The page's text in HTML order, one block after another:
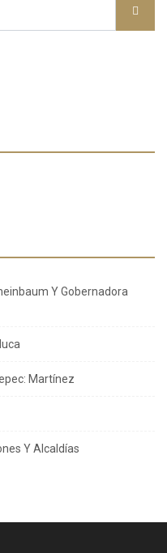
Y Gobernadora
Martínez
Y Alcaldías